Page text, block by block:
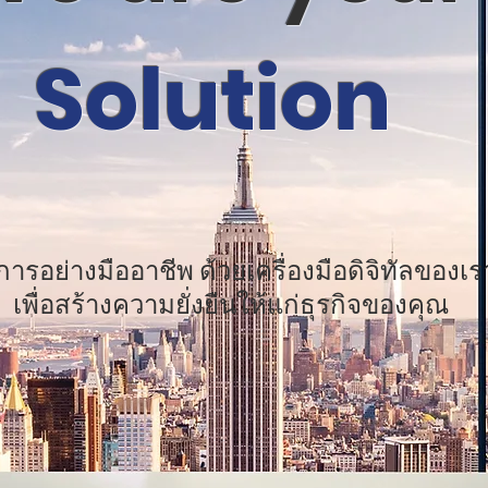
Solution
ารอย่างมืออาชีพ ด้วยเครื่องมือดิจิทัลของเ
เพื่อสร้างความยั่งยืนให้แก่ธุรกิจของคุณ